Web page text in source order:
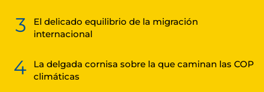
3
El delicado equilibrio de la migración
internacional
4
La delgada cornisa sobre la que caminan las COP
climáticas